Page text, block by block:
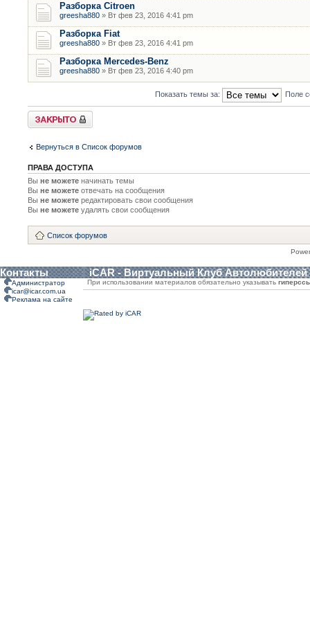
Разборка Citroen
greesha880 » Вт фев 23, 2016 4:41 pm
Разборка Fiat
greesha880 » Вт фев 23, 2016 4:41 pm
Разборка Mercedes-Benz
greesha880 » Вт фев 23, 2016 4:40 pm
Показать темы за: Поле
Форум закрыт
Вернуться в Список форумов
ПРАВА ДОСТУПА
Вы не можете начинать темы
Вы не можете отвечать на сообщения
Вы не можете редактировать свои сообщения
Вы не можете удалять свои сообщения
Список форумов
Контакты iCAR - Виртуальный Клуб Автолюбителей
Администратор
icar@icar.com.ua
Реклама на сайте
При использовании материалов обязательно указывать